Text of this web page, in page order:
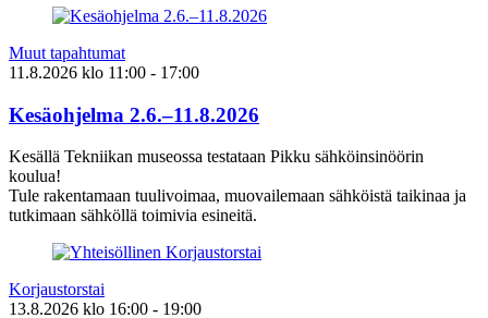
Muut tapahtumat
11.8.2026 klo 11:00 - 17:00
Kesäohjelma 2.6.–11.8.2026
Kesällä Tekniikan museossa testataan Pikku sähköinsinöörin
koulua!
Tule rakentamaan tuulivoimaa, muovailemaan sähköistä taikinaa ja
tutkimaan sähköllä toimivia esineitä.
Korjaustorstai
13.8.2026 klo 16:00 - 19:00